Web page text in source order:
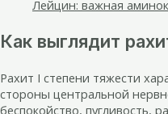
Лейцин: важная
Как выглядит
Рахит I степени тяжести
стороны центральной
беспокойство, пугливость,